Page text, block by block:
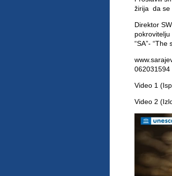
žirija da se
Direktor
“SA”- “The
062031594
Video 1
Video 2